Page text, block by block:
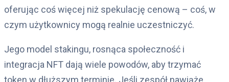
oferując coś więcej niż spekulację cenową – coś, w
czym użytkownicy mogą realnie uczestniczyć.
Jego model stakingu, rosnąca społeczność i
integracja NFT dają wiele powodów, aby trzymać
token w dłuższym terminie. Jeśli zespół nawiąże